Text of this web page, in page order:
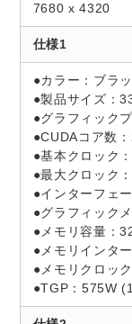
7680 x 4320
仕様1
●カラー：ブラ
●製品サイズ：
●グラフィック
●CUDAコア数
●基本クロック
●最大クロック
●インターフェ
●グラフィック
●メモリ容量：
●メモリインタ
●メモリクロッ
●TGP：575W